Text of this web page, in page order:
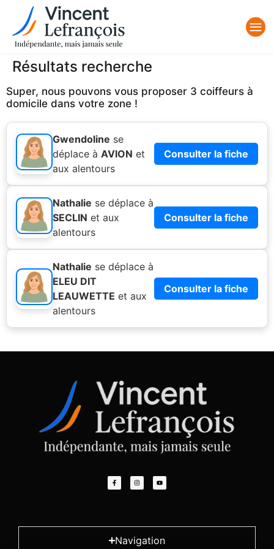
Résultats recherche
Super, nous pouvons vous proposer 3 coiffeurs à
domicile dans votre zone !
Gwendoline se
déplace à AVION et
aux alentours
Consulter la fiche
Nathalie se déplace à
SECLIN et aux
alentours
Consulter la fiche
Nathalie se déplace à
ELEU DIT
LEAUWETTE et aux
alentours
Consulter la fiche
Navigation